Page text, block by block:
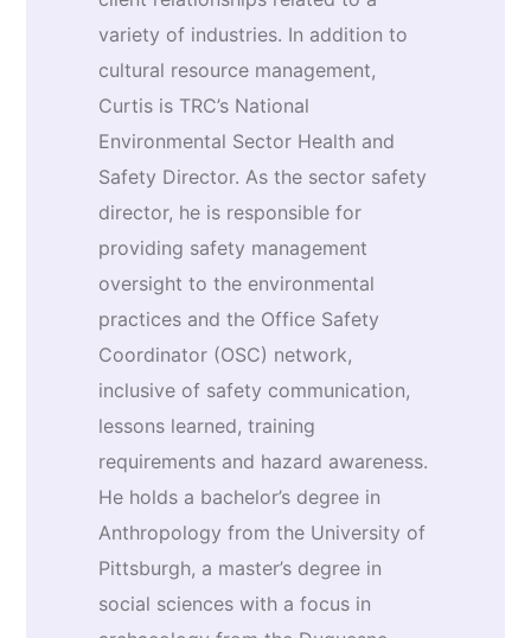
variety of industries. In addition to
cultural resource management,
Curtis is TRC’s National
Environmental Sector Health and
Safety Director. As the sector safety
director, he is responsible for
providing safety management
oversight to the environmental
practices and the Office Safety
Coordinator (OSC) network,
inclusive of safety communication,
lessons learned, training
requirements and hazard awareness.
He holds a bachelor’s degree in
Anthropology from the University of
Pittsburgh, a master’s degree in
social sciences with a focus in